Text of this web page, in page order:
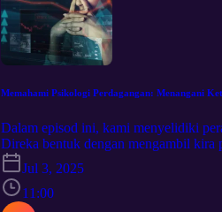
Memahami Psikologi Perdagangan: Menangani
Dalam episod ini, kami menyelidiki
Direka bentuk dengan mengambil kira
yang boleh diambil tindakan untuk
pada keputusan perdagangan.
menang. Petua untuk membangunkan
perangkap emosi dan mencipta asas
Jul 3, 2025
11:00